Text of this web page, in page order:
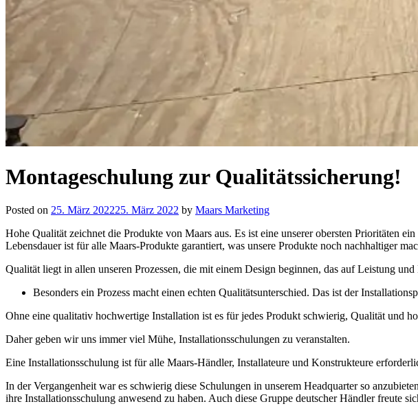
Montageschulung zur Qualitätssicherung!
Posted on 25. März 202225. März 2022 by Maars Marketing
Hohe Qualität zeichnet die Produkte von Maars aus. Es ist eine unserer obersten Prioritäten
Lebensdauer ist für alle Maars-Produkte garantiert, was unsere Produkte noch nachhaltiger
Qualität liegt in allen unseren Prozessen, die mit einem Design beginnen, das auf Leistung
Besonders ein Prozess macht einen echten Qualitätsunterschied. Das ist der
Ohne eine qualitativ hochwertige Installation ist es für jedes Produkt schwierig, Qualität und
Daher geben wir uns immer viel Mühe, Installationsschulungen zu veranstalten.
Eine Installationsschulung ist für alle Maars-Händler, Installateure und Konstrukteure
In der Vergangenheit war es schwierig diese Schulungen in unserem Headquarter so
ihre Installationsschulung anwesend zu haben. Auch diese Gruppe deutscher Händler freute